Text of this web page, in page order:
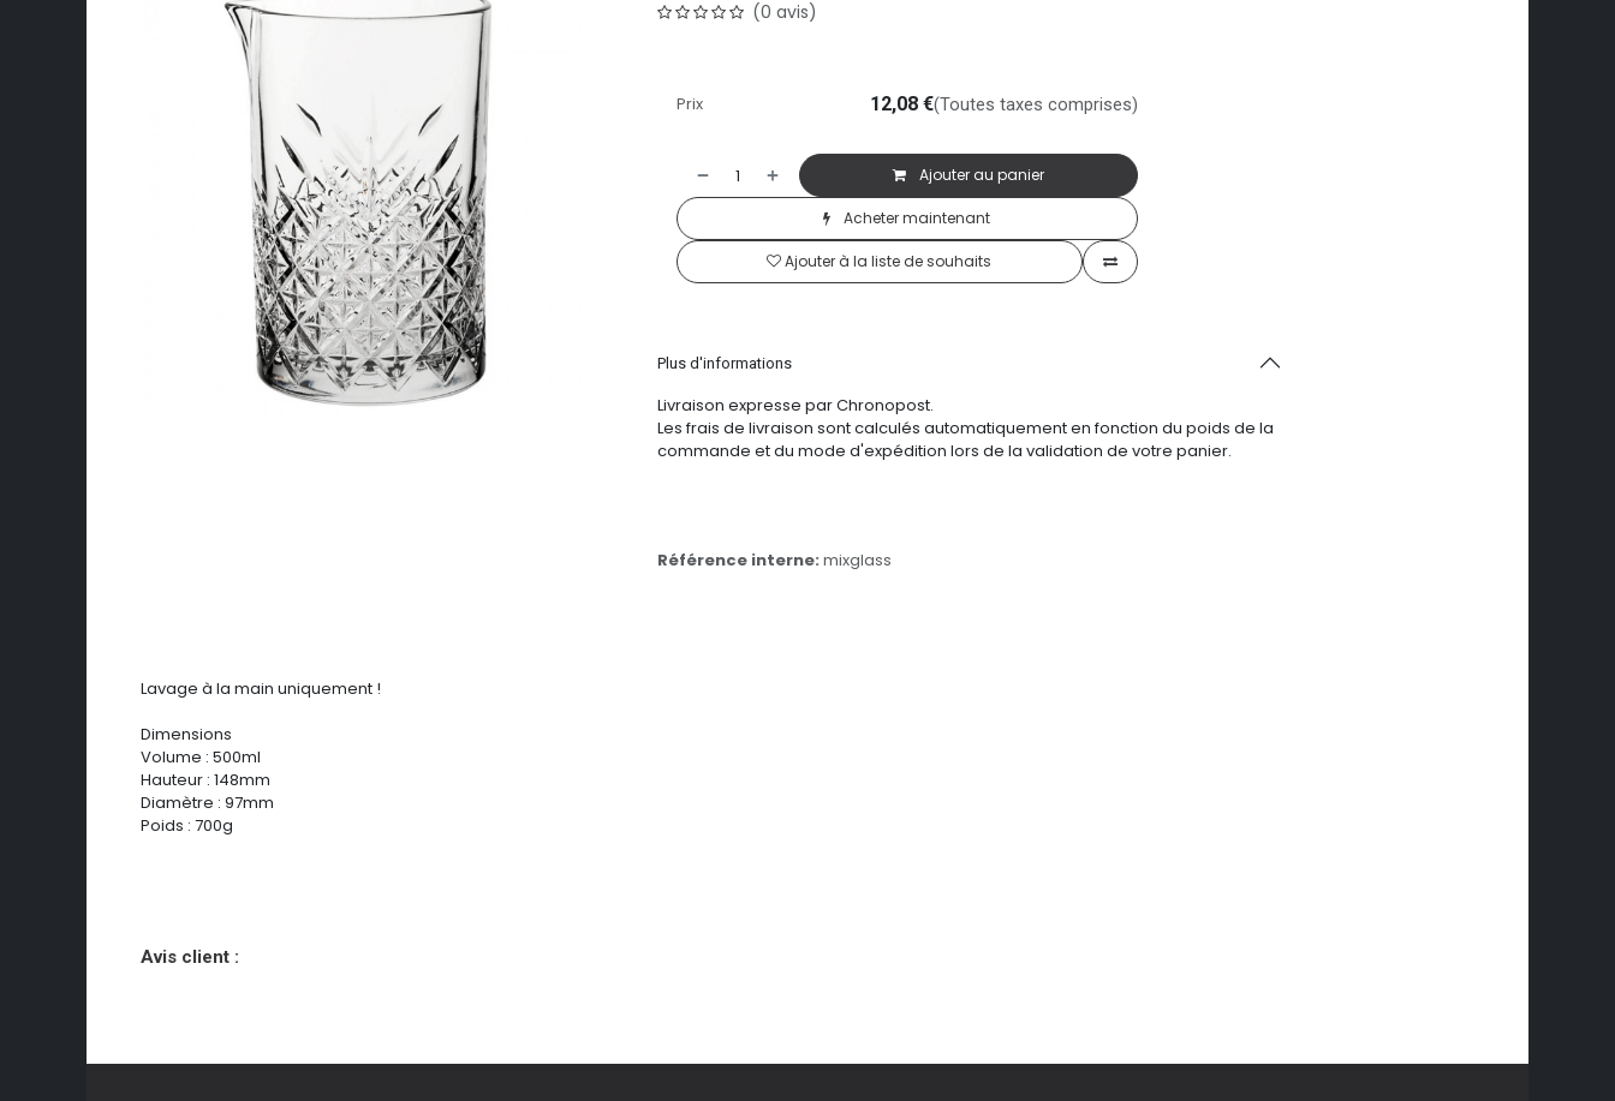
(0 avis)
Ajouter au panier
Acheter maintenant
Ajouter à la liste de souhaits
Prix 12,08€(Toutes taxes comprises)
Plus d'informations
Livraison expresse par Chronopost.
Les frais de livraison sont calculés automatiquement en fonction du poids de la
commande et du mode d'expédition lors de la validation de votre panier.
Référence interne: mixglass
Lavage à la main uniquement !
Dimensions
Volume : 500ml
Hauteur : 148mm
Diamètre : 97mm
Poids : 700g
Avis client :